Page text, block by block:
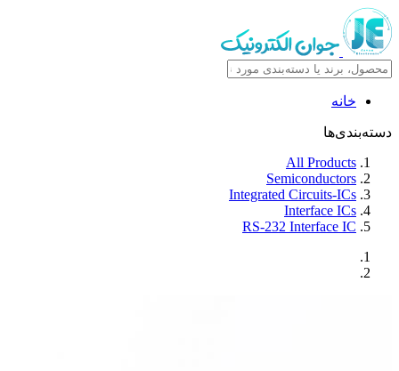
خانه
دسته‌بندی‌ها
All Products
Semiconductors
Integrated Circuits-ICs
Interface ICs
RS-232 Interface IC